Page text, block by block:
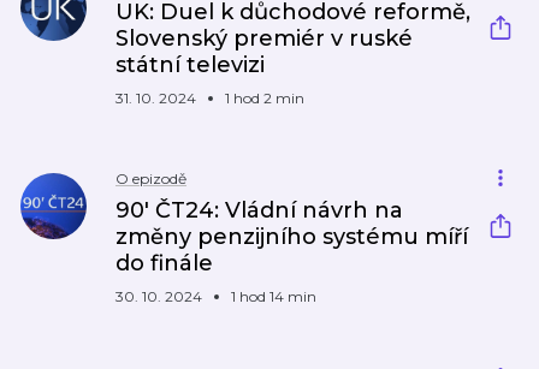
UK: Duel k důchodové reformě,
Slovenský premiér v ruské
státní televizi
31. 10. 2024 1 hod 2 min
O epizodě
90′ ČT24: Vládní návrh na
změny penzijního systému míří
do finále
30. 10. 2024 1 hod 14 min